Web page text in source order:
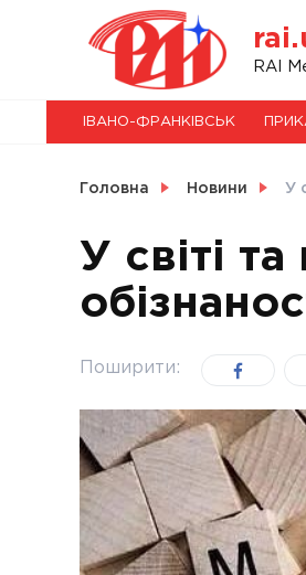
RAI
НОВИНИ
СВІТ
УКРАЇНА
ІВАНО-ФРАНКІВСЬК
Головна Новини У
У світі
Поширити: